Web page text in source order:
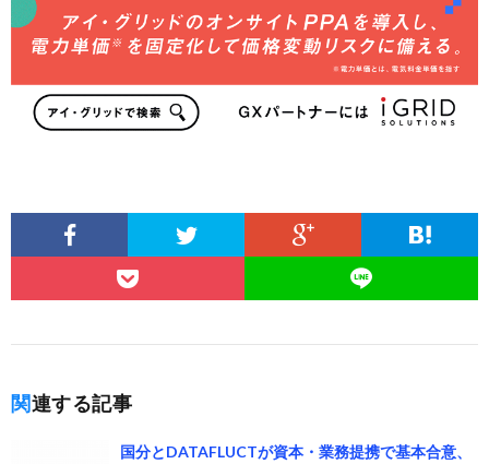
関連する記事
国分とDATAFLUCTが資本・業務提携で基本合意、